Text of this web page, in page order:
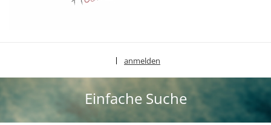
anmelden
Einfache Suche